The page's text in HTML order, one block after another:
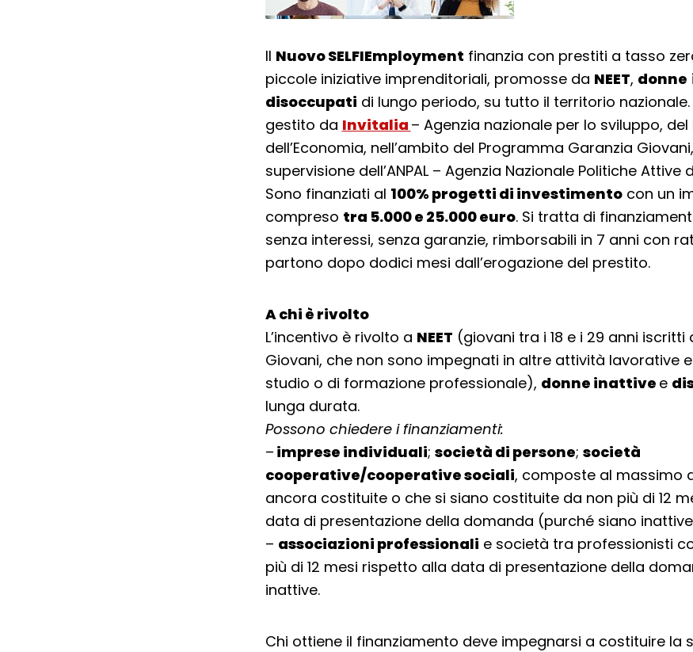
Il Nuovo SELFIEmployment finanzia con prestiti a tasso
piccole iniziative imprenditoriali, promosse da NEET, donne
disoccupati di lungo periodo, su tutto il territorio nazionale.
gestito da Invitalia – Agenzia nazionale per lo sviluppo, del
dell’Economia, nell’ambito del Programma Garanzia
supervisione dell’ANPAL – Agenzia Nazionale Politiche Attive
Sono finanziati al 100% progetti di investimentocon un
compreso tra 5.000 e 25.000 euro. Si tratta di
senza interessi, senza garanzie, rimborsabili in 7 anni con
partono dopo dodici mesi dall’erogazione del prestito.
A chi è rivolto
L’incentivo è rivolto a NEET (giovani tra i 18 e i 29 anni iscritti
Giovani, che non sono impegnati in altre attività lavorative
studio o di formazione professionale), donne inattive e
lunga durata.
Possono chiedere i finanziamenti:
– imprese individuali; società di persone; società
cooperative/cooperative sociali, composte al massimo
ancora costituite o che si siano costituite da non più di 12
data di presentazione della domanda (purché siano
– associazioni professionali e società tra professionisti
più di 12 mesi rispetto alla data di presentazione della
inattive.
Chi ottiene il finanziamento deve impegnarsi a costituire la